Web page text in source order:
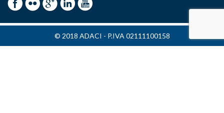
© 2018 ADACI - P.IVA 02111100158